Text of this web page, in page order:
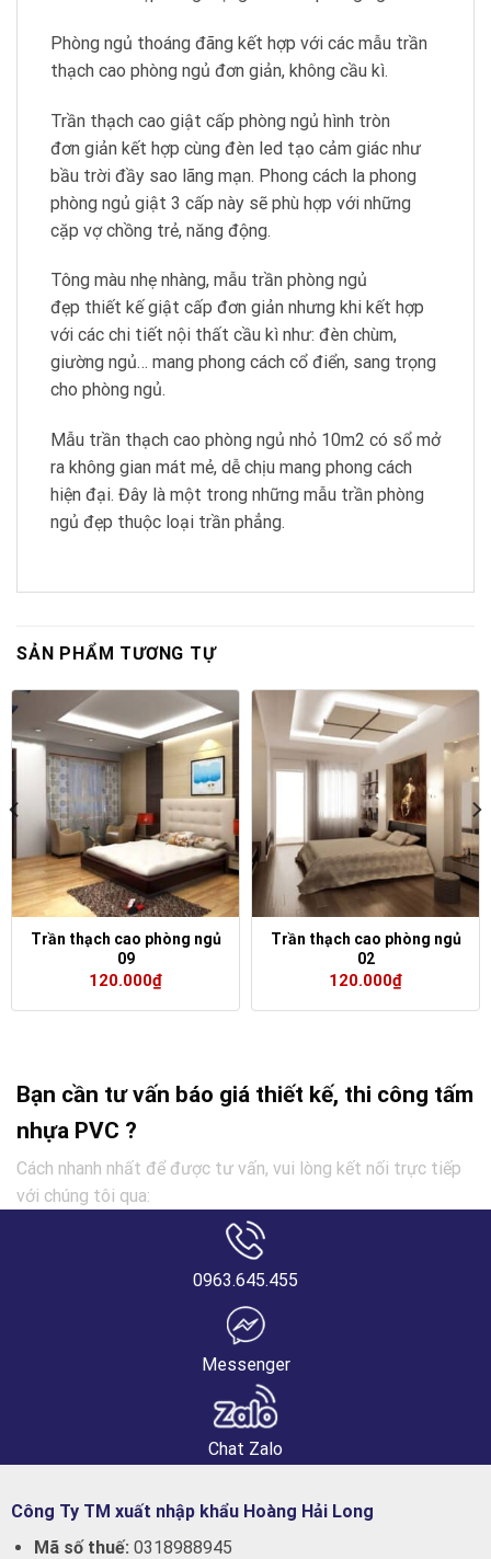
Phòng ngủ thoáng đãng kết hợp với các mẫu trần
thạch cao phòng ngủ đơn giản, không cầu kì.
Trần thạch cao giật cấp phòng ngủ hình tròn
đơn giản kết hợp cùng đèn led tạo cảm giác như
bầu trời đầy sao lãng mạn. Phong cách la phong
phòng ngủ giật 3 cấp này sẽ phù hợp với những
cặp vợ chồng trẻ, năng động.
Tông màu nhẹ nhàng, mẫu trần phòng ngủ
đẹp thiết kế giật cấp đơn giản nhưng khi kết hợp
với các chi tiết nội thất cầu kì như: đèn chùm,
giường ngủ… mang phong cách cổ điển, sang trọng
cho phòng ngủ.
Mẫu trần thạch cao phòng ngủ nhỏ 10m2 có sổ mở
ra không gian mát mẻ, dễ chịu mang phong cách
hiện đại. Đây là một trong những mẫu trần phòng
ngủ đẹp thuộc loại trần phẳng.
SẢN PHẨM TƯƠNG TỰ
Trần thạch cao phòng ngủ
09
120.000₫
Trần thạch cao phòng ngủ
02
120.000₫
Bạn cần tư vấn báo giá thiết kế, thi công tấm
nhựa PVC ?
Cách nhanh nhất để được tư vấn, vui lòng kết nối trực tiếp
với chúng tôi qua:
0963.645.455
Messenger
Chat Zalo
Công Ty TM xuất nhập khẩu Hoàng Hải Long
Mã số thuế: 0318988945